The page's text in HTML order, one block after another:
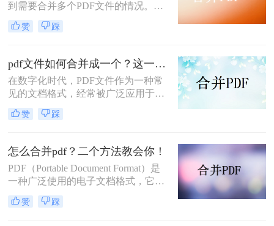
到需要合并多个PDF文件的情况。合
并PDF文件可以方便我们整理和管理
文件，减少文件的数量和碎片化，提
绍两个PDF怎么合并的方法，帮助你
轻松合并两个PDF文件。
赞 踩
pdf文件如何合并成一个？这一种操作方法十分简单！
在数字化时代，PDF文件作为一种常
见的文档格式，经常被广泛应用于各
行各业。有时候，我们可能会遇到需
要将多个PDF文件合并成一个完整文
将详细介绍pdf文件如何合并成一个。
赞 踩
怎么合并pdf？二个方法教会你！
PDF（Portable Document Format）是
一种广泛使用的电子文档格式，它常
用于存储和传输文档的静态视图，相
较于其他格式，PDF具有独特的优
赞 踩